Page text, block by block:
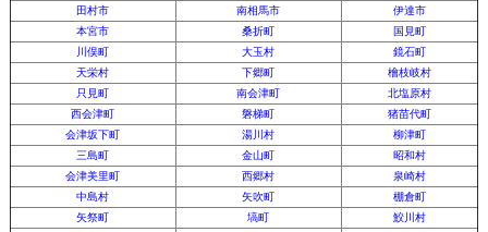
田村市
南相馬市
伊達市
本宮市
桑折町
国見町
川俣町
大玉村
鏡石町
天栄村
下郷町
檜枝岐村
只見町
南会津町
北塩原村
西会津町
磐梯町
猪苗代町
会津坂下町
湯川村
柳津町
三島町
金山町
昭和村
会津美里町
西郷村
泉崎村
中島村
矢吹町
棚倉町
矢祭町
塙町
鮫川村